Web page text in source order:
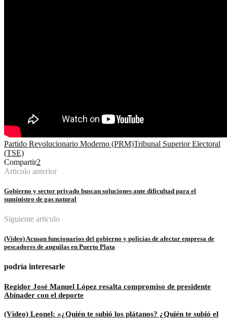
Partido Revolucionario Moderno (PRM)Tribunal Superior Electoral
(TSE)
Compartir2
Articulo anterior
Gobierno y sector privado buscan soluciones ante dificultad para el
suministro de gas natural
Siguiente articulo
(Vídeo) Acusan funcionarios del gobierno y policías de afectar empresa de
pescadores de anguilas en Puerto Plata
podría interesarle
Regidor José Manuel López resalta compromiso de presidente
Abinader con el deporte
(Vídeo) Leonel: «¿Quién te subió los plátanos? ¿Quién te subió el